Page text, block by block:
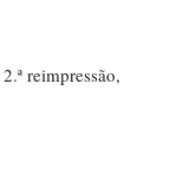
reimpressão,